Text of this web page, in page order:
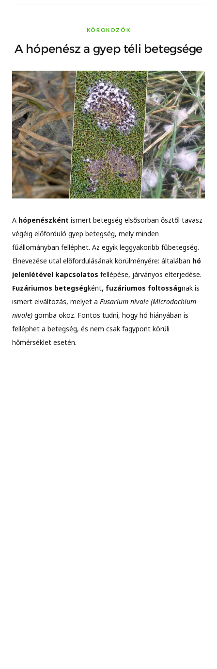
KÓROKOZÓK
A hópenész a gyep téli betegsége
A hópenészként ismert betegség elsősorban ősztől tavasz
végéig előforduló gyep betegség, mely minden
fűállományban felléphet. Az egyik leggyakoribb fűbetegség.
Elnevezése utal előfordulásának körülményére: általában hó
jelenlétével kapcsolatos fellépése, járványos elterjedése.
Fuzáriumos betegségként, fuzáriumos foltosságnak is
ismert elváltozás, melyet a Fusarium nivale (Microdochium
nivale) gomba okoz. Fontos tudni, hogy hó hiányában is
felléphet a betegség, és nem csak fagypont körüli
hőmérséklet esetén.